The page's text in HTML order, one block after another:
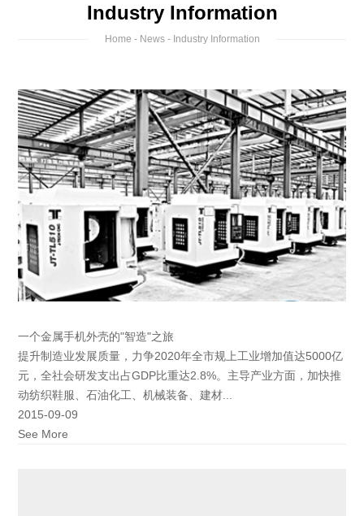
Industry Information
Home - News- Industry Information
一个金属手机外壳的"智造"之旅
提升制造业发展质量，力争2020年全市规上工业增加值达5000亿
元，全社会研发支出占GDP比重达2.8%。主导产业方面，加快推
动纺织鞋服、石油化工、机械装备、建材...
2015-09-09
See More